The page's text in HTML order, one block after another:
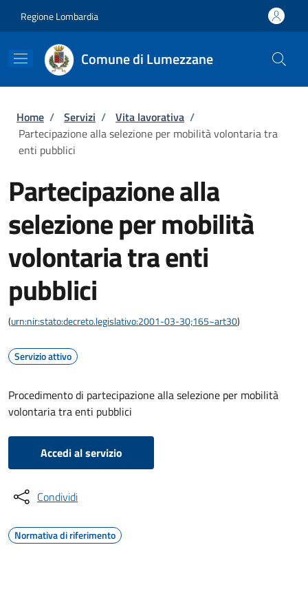
Regione Lombardia
Comune di Lumezzane
Briciole di pane
Home / Servizi / Vita lavorativa /
Partecipazione alla selezione per mobilità volontaria tra
enti pubblici
Partecipazione alla
selezione per mobilità
volontaria tra enti
pubblici
(urn:nir:stato:decreto.legislativo:2001-03-30;165~art30)
Servizio attivo
Procedimento di partecipazione alla selezione per mobilità
volontaria tra enti pubblici
Accedi al servizio
Condividi
Normativa di riferimento